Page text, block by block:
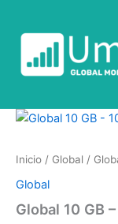
contenido
Inicio / Global /
Global
Global 10 GB
Global
-
100
-